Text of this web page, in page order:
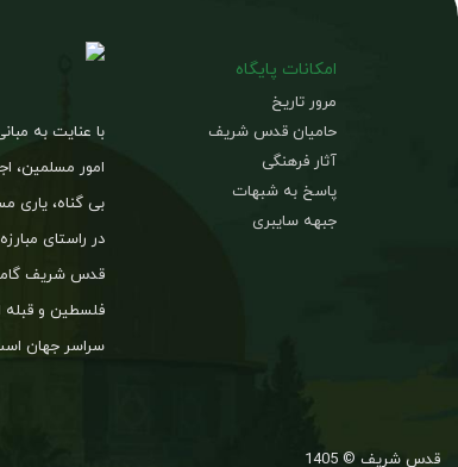
امکانات پایگاه
مرور تاریخ
حامیان قدس شریف
آثار فرهنگی
پاسخ به شبهات
جبهه سایبری
با عنایت به
امور مسلمین،
بی گناه، یاری
در راستای
قدس شریف
فلسطین و قبله
سراسر جهان
قدس شریف © 1405